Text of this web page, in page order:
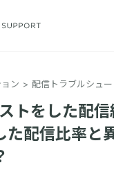
ン 配信トラブルシュー
トをした配信
た配信比率と